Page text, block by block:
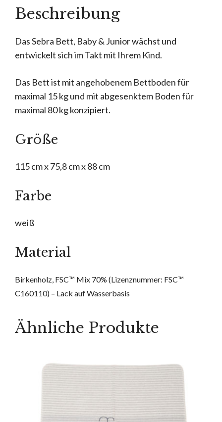
Beschreibung
Das Sebra Bett, Baby & Junior wächst und
entwickelt sich im Takt mit Ihrem Kind.
Das Bett ist mit angehobenem Bettboden für
maximal 15 kg und mit abgesenktem Boden für
maximal 80 kg konzipiert.
Größe
115 cm x 75,8 cm x 88 cm
Farbe
weiß
Material
Birkenholz, FSC™ Mix 70% (Lizenznummer: FSC™
C160110) – Lack auf Wasserbasis
Ähnliche Produkte